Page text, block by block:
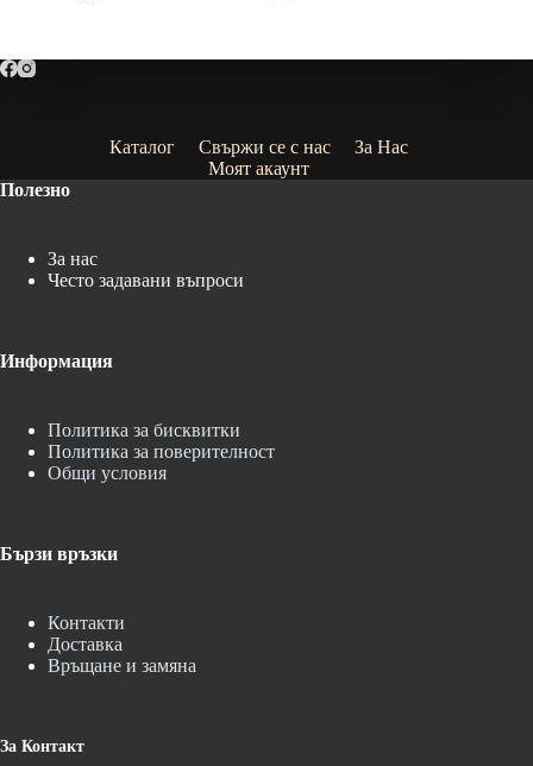
Каталог Свържи се с нас
За Нас
Моят акаунт
Полезно
За нас
Често задавани въпроси
Информация
Политика за бисквитки
Политика за поверителност
Общи условия
Бързи връзки
Контакти
Доставка
Връщане и замяна
За Контакт